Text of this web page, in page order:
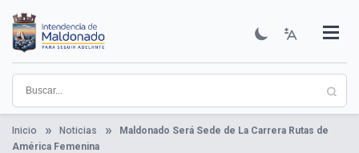
contenido
principal
Institucional
Municipios
Descubre Maldonado
Comunicación
Servicios
Guía De Trámites
Ver Noticias
Inicio Noticias
Maldonado Será Sede de La Carrera Rutas de
América Femenina